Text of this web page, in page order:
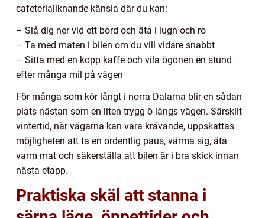
cafeterialiknande känsla där du kan:
– Slå dig ner vid ett bord och äta i lugn och ro
– Ta med maten i bilen om du vill vidare snabbt
– Sitta med en kopp kaffe och vila ögonen en stund
efter många mil på vägen
För många som kör långt i norra Dalarna blir en sådan
plats nästan som en liten trygg ö längs vägen. Särskilt
vintertid, när vägarna kan vara krävande, uppskattas
möjligheten att ta en ordentlig paus, värma sig, äta
varm mat och säkerställa att bilen är i bra skick innan
nästa etapp.
Praktiska skäl att stanna i